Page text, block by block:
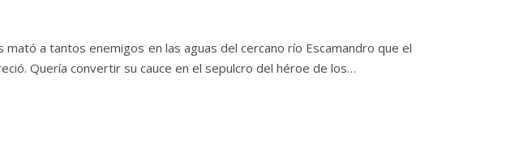
a tantos enemigos en las aguas del cercano río Escamandro que el
Quería convertir su cauce en el sepulcro del héroe de los…